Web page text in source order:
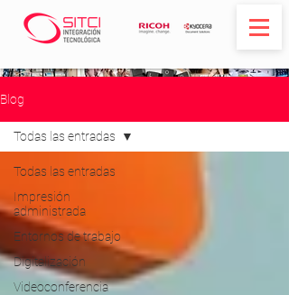
Blog
Todas las entradas
Impresión
administrada
Entornos de trabajo
Digitalización
Videoconferencia
Todas las entradas